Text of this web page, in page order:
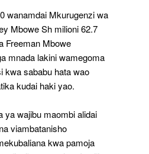
wanamdai Mkurugenzi wa
Mbowe Sh milioni 62.7
Freeman Mbowe
mnada lakini wamegoma
kwa sababu hata wao
kudai haki yao.
ya wajibu maombi alidai
viambatanisho
kwa pamoja